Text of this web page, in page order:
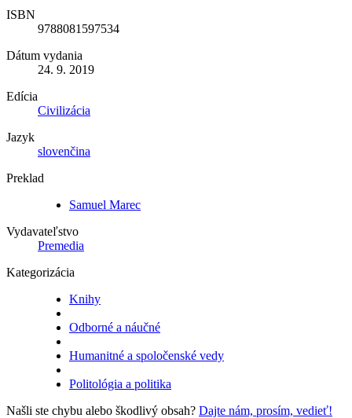
ISBN
9788081597534
Dátum vydania
24. 9. 2019
Edícia
Civilizácia
Jazyk
slovenčina
Preklad
Samuel Marec
Vydavateľstvo
Premedia
Kategorizácia
Knihy
Odborné a náučné
Humanitné a spoločenské vedy
Politológia a politika
Našli ste chybu alebo škodlivý obsah? Dajte nám, prosím, vedieť!